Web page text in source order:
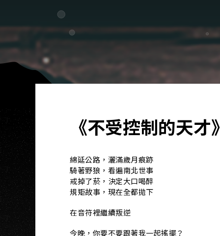
《不受控制的天
綿延公路，灑滿歲月痕跡
騎著野狼，看遍南北世事
戒掉了菸，決定大口喝醉
規矩故事，現在全都拋下
在音符裡繼續叛逆
今晚，你要不要跟著我一起搖擺？